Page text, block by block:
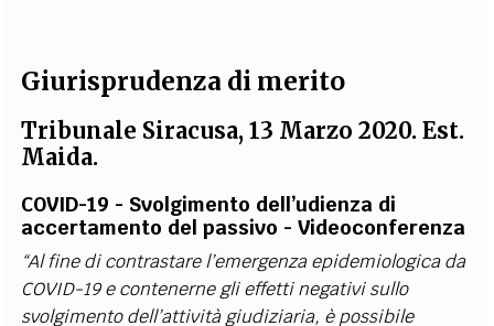
Giurisprudenza di merito
Tribunale Siracusa, 13 Marzo 2020. Est.
Maida.
COVID-19 - Svolgimento dell’udienza di
accertamento del passivo - Videoconferenza
“Al fine di contrastare l’emergenza epidemiologica da
COVID-19 e contenerne gli effetti negativi sullo
svolgimento dell’attività giudiziaria, è possibile